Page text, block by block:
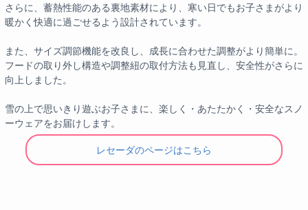
さらに、蓄熱性能のある裏地素材により、寒い日でもお子さまがより
暖かく快適に過ごせるよう設計されています。
また、サイズ調節機能を改良し、成長に合わせた調整がより簡単に。
フードの取り外し構造や調整紐の取付方法も見直し、安全性がさらに
向上しました。
雪の上で思いきり遊ぶお子さまに、楽しく・あたたかく・安全なスノ
ーウェアをお届けします。
レセーダのページはこちら